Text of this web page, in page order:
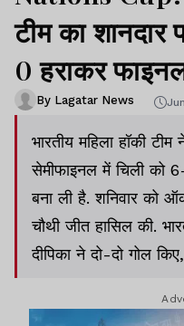
टीम का शानदार
0 हराकर
By Lagatar News
भारतीय महिला हॉकी
सेमीफाइनल में चिली को
बना ली है. शनिवार को
चौथी जीत हासिल की.
दीपिका ने दो-दो गोल किए,